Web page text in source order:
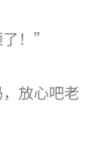
！”
放心吧老